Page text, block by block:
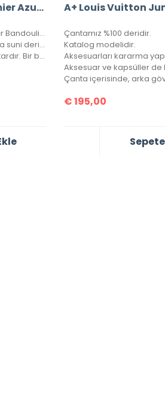
A+ Louis Vuitton Damier Azur Bandouliere Speedy 35’Lik Vejital Deri
A+ Louis Vuitton Damier Azur Bandouliere Speedy 30’luk Vejital Deri
Hakiki vejital deridir. Bu fiyata suni deri emsalleri satılmaktadır.
Çantanın iç astarı orjinal astardır. Bir bozuk para cebi ve seri numarası mevcuttur.
Çantamız %100 deridir.
Katalog modelidir.
Aksesuarları kararma
€195,00